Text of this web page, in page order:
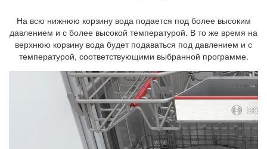
На всю нижнюю корзину вода подается под более высоким
давлением и с более высокой температурой. В то же время на
верхнюю корзину вода будет подаваться под давлением и с
температурой, соответствующими выбранной программе.